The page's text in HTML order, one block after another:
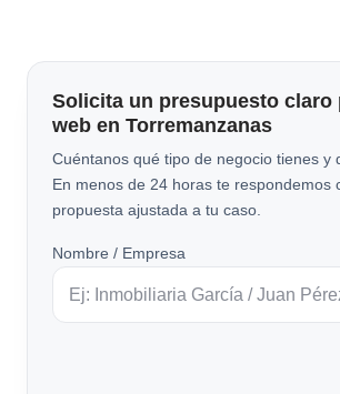
Solicita un presupuesto claro
web en Torremanzanas
Cuéntanos qué tipo de negocio tienes y
En menos de 24 horas te respondemos
propuesta ajustada a tu caso.
Nombre / Empresa